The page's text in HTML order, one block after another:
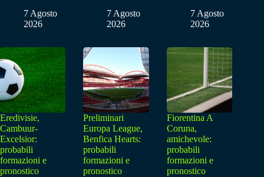
7 Agosto
2026
7 Agosto
2026
7 Agosto
2026
Eredivisie,
Cambuur-
Excelsior:
probabili
formazioni e
pronostico
Preliminari
Europa League,
Benfica Hearts:
probabili
formazioni e
pronostico
Fiorentina A
Coruna,
amichevole:
probabili
formazioni e
pronostico